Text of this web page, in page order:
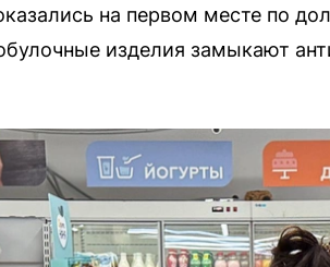
на первом месте по
изделия замыкают